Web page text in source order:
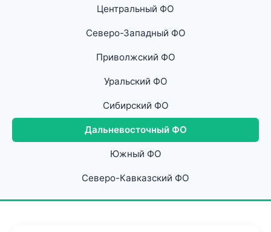
Центральный ФО
Северо-Западный ФО
Приволжский ФО
Уральский ФО
Сибирский ФО
Дальневосточный ФО
Южный ФО
Северо-Кавказский ФО